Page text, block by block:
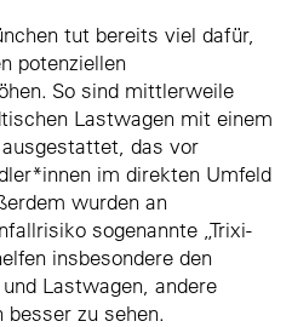
tut bereits viel dafür,
potenziellen
So sind mittlerweile
Lastwagen mit einem
das vor
im direkten Umfeld
wurden an
sogenannte „Trixi-
insbesondere den
Lastwagen, andere
zu sehen.